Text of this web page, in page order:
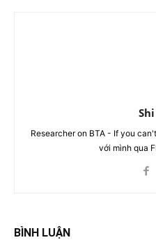
Researcher on BTA - If you
với mình qua
BÌNH LUẬN